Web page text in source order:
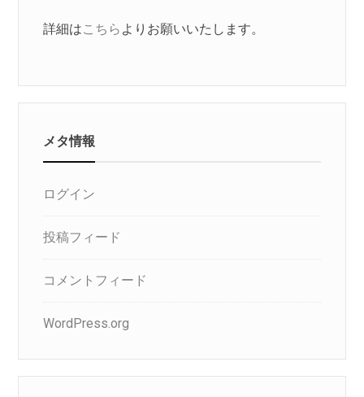
詳細はこちら よりお願いいたします。
メタ情報
ログイン
投稿フィード
コメントフィード
WordPress.org